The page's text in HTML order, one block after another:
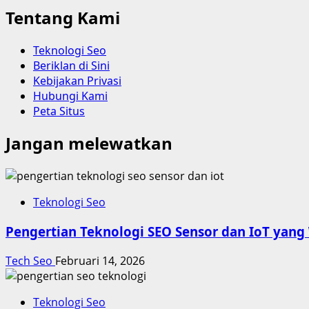
Tentang Kami
Teknologi Seo
Beriklan di Sini
Kebijakan Privasi
Hubungi Kami
Peta Situs
Jangan melewatkan
Teknologi Seo
Pengertian Teknologi SEO Sensor dan IoT
Tech Seo Februari 14, 2026
Teknologi Seo